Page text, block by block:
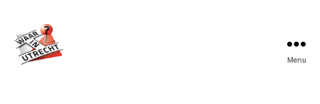
Menu